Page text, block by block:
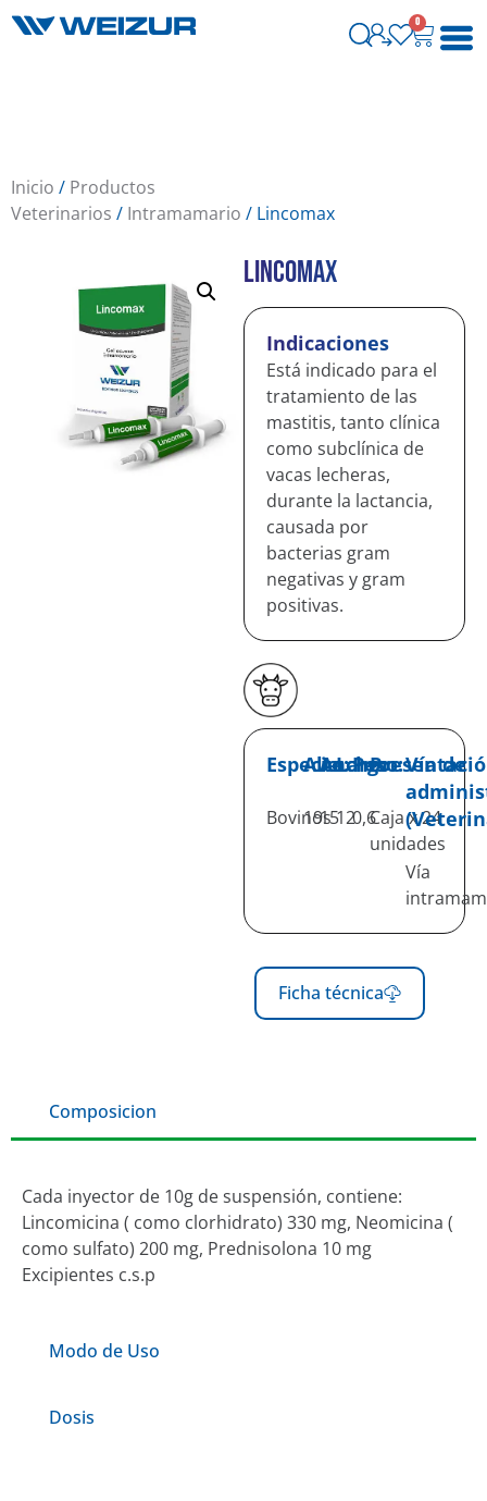
0
Inicio / Productos
Veterinarios / Intramamario / Lincomax
Lincomax
Indicaciones
Está indicado para el
tratamiento de las
mastitis, tanto clínica
como subclínica de
vacas lecheras,
durante la lactancia,
causada por
bacterias gram
negativas y gram
positivas.
Especie:
Bovinos
Alto:
19
Ancho:
15
Largo:
12
Peso:
0,6Caja x 24
unidades
Vía de
Vía
Ficha técnica
Composicion
Modo de Uso
Dosis
Cada inyector de 10g de suspensión, contiene:
Lincomicina ( como clorhidrato) 330 mg, Neomicina (
como sulfato) 200 mg, Prednisolona 10 mg
Excipientes c.s.p